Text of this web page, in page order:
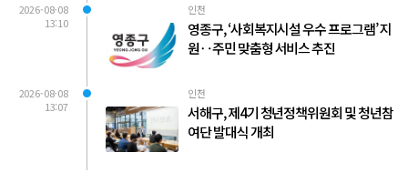
2026-08-08
13:10
인천
영종구, ‘사회복지시설 우수 프로그램’ 지
원‥주민 맞춤형 서비스 추진
2026-08-08
13:07
인천
서해구, 제4기 청년정책위원회 및 청년참
여단 발대식 개최